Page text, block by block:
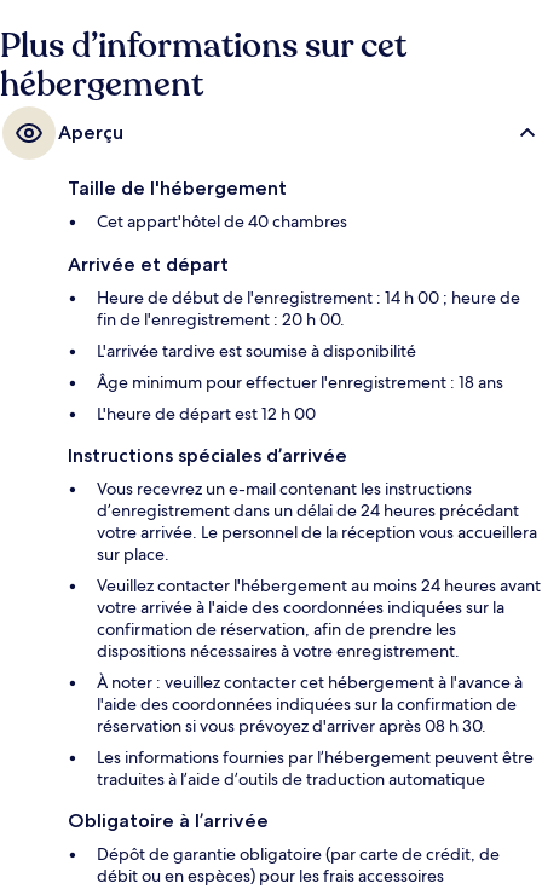
Plus d’informations sur cet
hébergement
Aperçu
Taille de l'hébergement
Cet appart'hôtel de 40 chambres
Arrivée et départ
Heure de début de l'enregistrement : 14 h 00 ; heure de
fin de l'enregistrement : 20 h 00.
L'arrivée tardive est soumise à disponibilité
Âge minimum pour effectuer l'enregistrement : 18 ans
L'heure de départ est 12 h 00
Instructions spéciales d’arrivée
Vous recevrez un e-mail contenant les instructions
d’enregistrement dans un délai de 24 heures précédant
votre arrivée. Le personnel de la réception vous accueillera
sur place.
Veuillez contacter l'hébergement au moins 24 heures avant
votre arrivée à l'aide des coordonnées indiquées sur la
confirmation de réservation, afin de prendre les
dispositions nécessaires à votre enregistrement.
À noter : veuillez contacter cet hébergement à l'avance à
l'aide des coordonnées indiquées sur la confirmation de
réservation si vous prévoyez d'arriver après 08 h 30.
Les informations fournies par l’hébergement peuvent être
traduites à l’aide d’outils de traduction automatique
Obligatoire à l’arrivée
Dépôt de garantie obligatoire (par carte de crédit, de
débit ou en espèces) pour les frais accessoires